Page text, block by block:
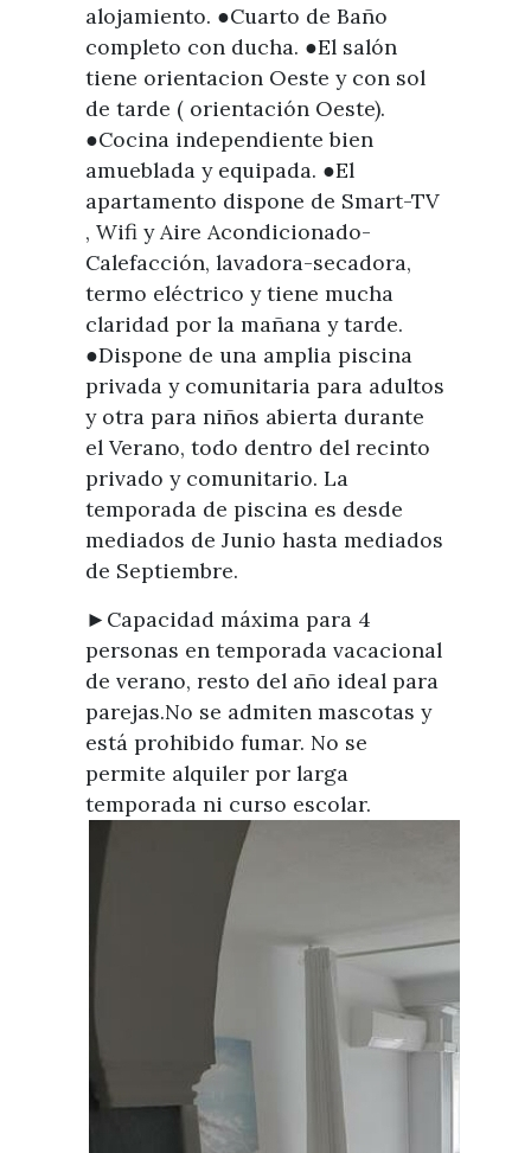
alojamiento. ●Cuarto de Baño
completo con ducha. ●El salón
tiene orientacion Oeste y con sol
de tarde ( orientación Oeste).
●Cocina independiente bien
amueblada y equipada. ●El
apartamento dispone de Smart-TV
, Wifi y Aire Acondicionado-
Calefacción, lavadora-secadora,
termo eléctrico y tiene mucha
claridad por la mañana y tarde.
●Dispone de una amplia piscina
privada y comunitaria para adultos
y otra para niños abierta durante
el Verano, todo dentro del recinto
privado y comunitario. La
temporada de piscina es desde
mediados de Junio hasta mediados
de Septiembre.
►Capacidad máxima para 4
personas en temporada vacacional
de verano, resto del año ideal para
parejas.No se admiten mascotas y
está prohibido fumar. No se
permite alquiler por larga
temporada ni curso escolar.